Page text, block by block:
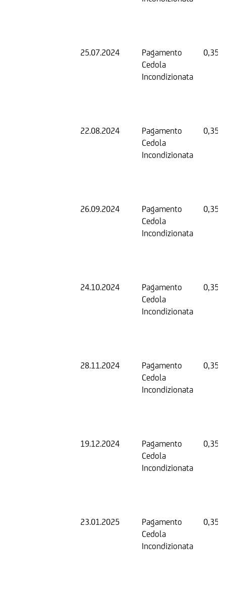
25.07.2024
Pagamento
Cedola
Incondizionata
0,35
22.08.2024
Pagamento
Cedola
Incondizionata
0,35
26.09.2024
Pagamento
Cedola
Incondizionata
0,35
24.10.2024
Pagamento
Cedola
Incondizionata
0,35
28.11.2024
Pagamento
Cedola
Incondizionata
0,35
19.12.2024
Pagamento
Cedola
Incondizionata
0,35
23.01.2025
Pagamento
Cedola
Incondizionata
0,35